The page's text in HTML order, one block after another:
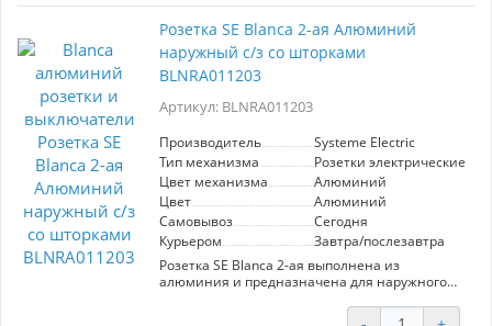
что делает этот продукт подходящим для
использования в детских комнатах и
общественных местах. Элегантный
алюминиевый цвет гармонично вписывается
в любой интерьер, подчеркивая его стиль и
современность. Выбирая эту розетку, вы
эстетику в одном решении.
Розетка SE Blanca 2-ая Алюминий
наружный с/з со шторками
BLNRA011203
Артикул: BLNRA011203
Производитель
Systeme Electric
Тип механизма
Розетки электрические
Цвет механизма
Алюминий
Цвет
Алюминий
Самовывоз
Сегодня
Курьером
Завтра/послезавтра
Розетка SE Blanca 2-ая выполнена из
алюминия и предназначена для наружного
что обеспечивает безопасность при